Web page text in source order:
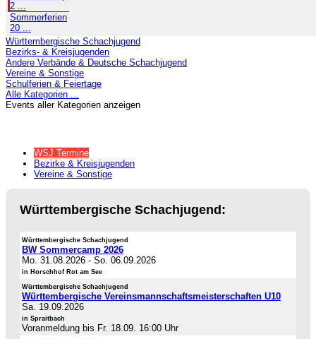
2 ...
Sommerferien
20 ...
Württembergische Schachjugend
Bezirks- & Kreisjugenden
Andere Verbände & Deutsche Schachjugend
Vereine & Sonstige
Schulferien & Feiertage
Alle Kategorien ...
Events aller Kategorien anzeigen
WSJ Termine
Bezirke & Kreisjugenden
Vereine & Sonstige
Württembergische Schachjugend:
Württembergische Schachjugend
BW Sommercamp 2026
Mo. 31.08.2026 - So. 06.09.2026
in Horschhof Rot am See
Württembergische Schachjugend
Württembergische Vereinsmannschaftsmeisterschaften U10
Sa. 19.09.2026
in Spraitbach
Voranmeldung bis Fr. 18.09. 16:00 Uhr